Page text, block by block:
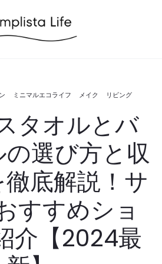
ミニマルエコライフ メイク リビング
タオルとバ
選び方と収
底解説！サ
すすめショ
介【2024最